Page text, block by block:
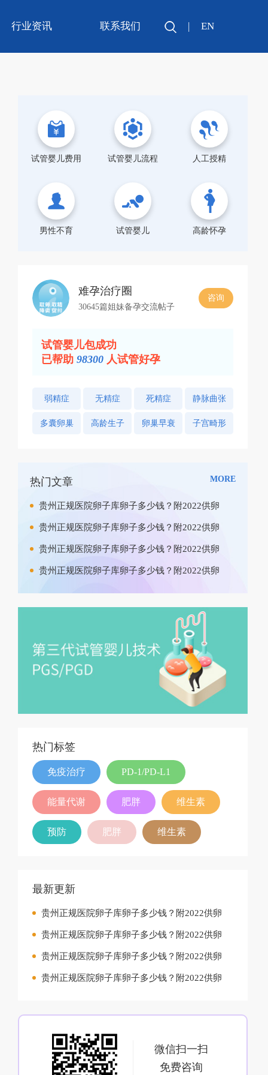
行业资讯 联系我们 | EN
试管婴儿费用 试管婴儿流程 人工授精
男性不育 试管婴儿 高龄怀孕
难孕治疗圈
30645篇姐妹备孕交流帖子
咨询
试管婴儿包成功
已帮助98300 人试管好孕
弱精症 无精症 死精症 静脉曲张
多囊卵巢 高龄生子 卵巢早衰 子宫畸形
热门文章 MORE
贵州正规医院卵子库卵子多少钱？附2022供卵
贵州正规医院卵子库卵子多少钱？附2022供卵
贵州正规医院卵子库卵子多少钱？附2022供卵
贵州正规医院卵子库卵子多少钱？附2022供卵
热门标签
免疫治疗 PD-1/PD-L1
能量代谢 肥胖 维生素
预防 肥胖 维生素
最新更新
贵州正规医院卵子库卵子多少钱？附2022供卵
贵州正规医院卵子库卵子多少钱？附2022供卵
贵州正规医院卵子库卵子多少钱？附2022供卵
贵州正规医院卵子库卵子多少钱？附2022供卵
微信扫一扫
免费咨询